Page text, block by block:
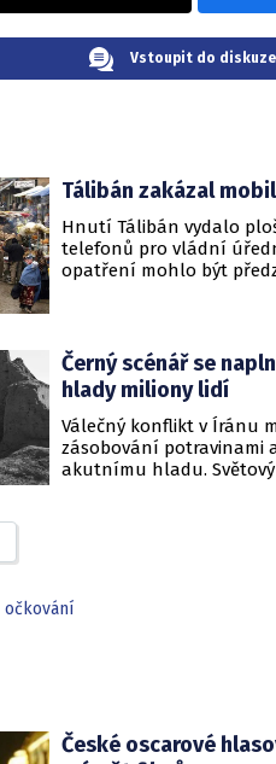
Vstoupit do diskuze
Tálibán zakázal
Hnutí Tálibán vydalo
telefonů pro vládní
opatření mohlo být
postaveným i řadovým
pomocnému personálu.
Černý scénář se
hlady miliony lidí
Válečný konflikt v Íránu
zásobování potravinami
akutnímu hladu. Světový
očkování
České oscarové